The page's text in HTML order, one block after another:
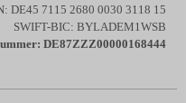
DE45 7115 2680 0030 3118 15
SWIFT-BIC: BYLADEM1WSB
DE87ZZZ00000168444